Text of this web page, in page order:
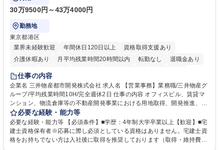
30万9500円～43万4000円
勤務地
東京都港区
業界未経験歓迎
年間休日120日以上
資格取得支援あり
介護休暇あり
月平均残業時間20時間以内 転勤なし
退職金あり
在宅OK
賞与あり
駅近5分以内
土日祝休み 寮・社宅あり
仕事の内容
企業名 三井物産都市開発株式会社 求人名 【営業事務】業務職/三井物産グ
ループ/平均残業時間10H/完全週休2日 仕事の内容 オフィスビル、賃貸マ
ンション、物流倉庫等の不動産開発事業における用地取得、開発推進、賃
貸運営、売却、仲介・活用提案等を行う営業部門において事務業務を担当
いただきます。 【詳細】・契約書管理、契約書製本、捺印対応、ファイリ
ング、登記簿取得、調書取得・支払業務（各種費用支払、支払管理、請
求・支払データ登録、取引先マスター申請対応）・予算作成及び予実管
必要な経験・能力等
必要な経験・能力等 【必須条件】■学歴：4年制大学卒業以上【歓迎】■宅
建士資格保有者※応募に際し必須としている資格はありません。宅建士資
格をお持ちでない方は入社後に取得を推奨しております（取得・維持費用